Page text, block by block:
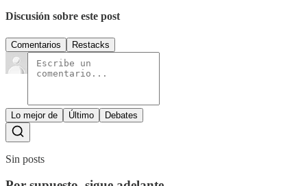
Discusión sobre este post
Comentarios Restacks
Lo mejor de Último Debates
Sin posts